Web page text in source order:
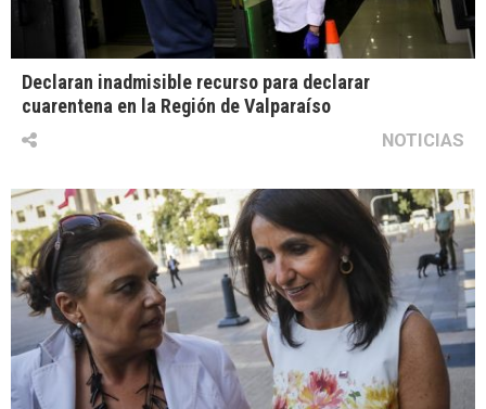
Declaran inadmisible recurso para declarar
cuarentena en la Región de Valparaíso
NOTICIAS